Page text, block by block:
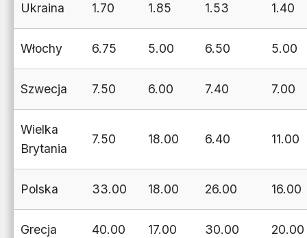
Ukraina 1.70 1.85 1.53 1.40
Włochy 6.75 5.00 6.50 5.00
Szwecja 7.50 6.00 7.40 7.00
Wielka
Brytania
7.50 18.00 6.40 11.00
Polska 33.00 18.00 26.00 16.00
Grecja 40.00 17.00 30.00 20.00